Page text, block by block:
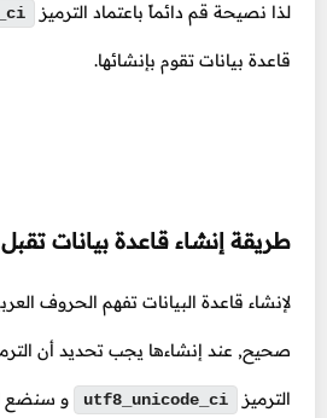
لذا نصيحة قم دائماً باعتماد الترميز
قاعدة بيانات تقوم بإنشائها.
طريقة إنشاء قاعدة بيانات
لإنشاء قاعدة البيانات تفهم الحروف
صحيح, عند إنشاءها يجب تحديد أن
الترميز utf8_unicode_ci و سنضع